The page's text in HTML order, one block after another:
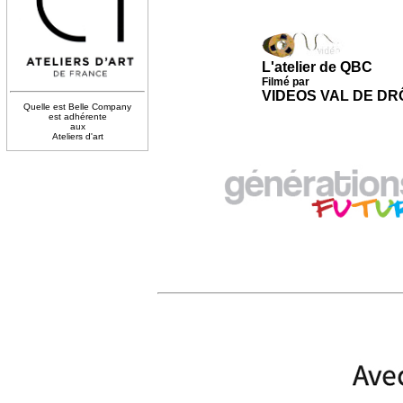
Quelle est Belle Company
est adhérente
aux
Ateliers d'art
L'atelier de QBC
Filmé par
VIDEOS VAL DE